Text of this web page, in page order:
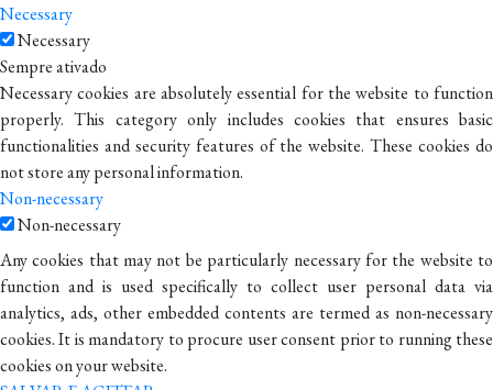
Necessary
Necessary
Sempre ativado
Necessary cookies are absolutely essential for the website to function
properly. This category only includes cookies that ensures basic
functionalities and security features of the website. These cookies do
not store any personal information.
Non-necessary
Non-necessary
Any cookies that may not be particularly necessary for the website to
function and is used specifically to collect user personal data via
analytics, ads, other embedded contents are termed as non-necessary
cookies. It is mandatory to procure user consent prior to running these
cookies on your website.